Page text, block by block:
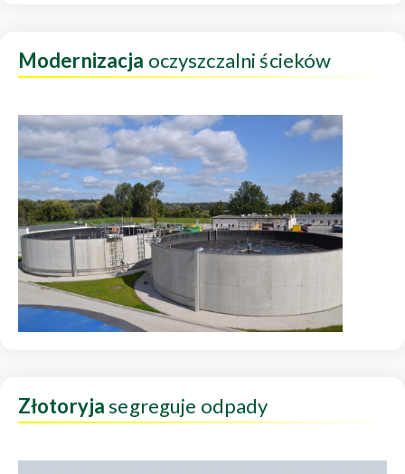
Modernizacja oczyszczalni ścieków
Złotoryjasegreguje odpady